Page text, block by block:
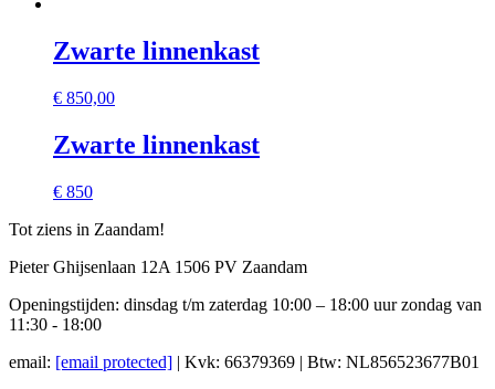
Zwarte linnenkast
€ 850,00
Zwarte linnenkast
€ 850
Tot ziens in Zaandam!
Pieter Ghijsenlaan 12A 1506 PV Zaandam
Openingstijden: dinsdag t/m zaterdag 10:00 – 18:00 uur zondag van
11:30 - 18:00
email: [email protected] | Kvk: 66379369 | Btw: NL856523677B01